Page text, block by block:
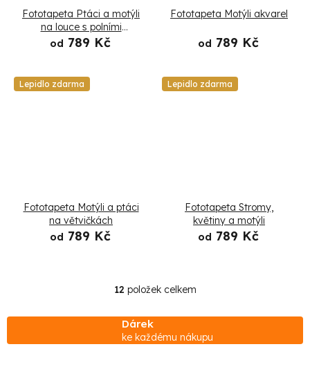
Fototapeta Ptáci a motýli
na louce s polními
květinami
od 789 Kč
Fototapeta Motýli akvarel
od 789 Kč
Lepidlo zdarma
Fototapeta Motýli a ptáci
na větvičkách
od 789 Kč
Lepidlo zdarma
Fototapeta Stromy,
květiny a motýli
od 789 Kč
O
v
l
12 položek celkem
Dárek
ke každému nákupu